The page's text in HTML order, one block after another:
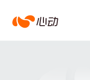
爱搜索结果